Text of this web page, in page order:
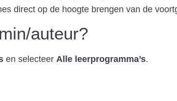
direct op de hoogte brengen van de
auteur?
en selecteer Alle leerprogramma’s.